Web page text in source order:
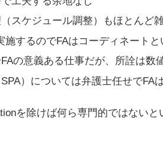
スケジュール調整）もほとんど
施するのでFAはコーディネート
の意義ある仕事だが、所詮は数
）については弁護士任せでFA
を除けば何ら専門的ではない